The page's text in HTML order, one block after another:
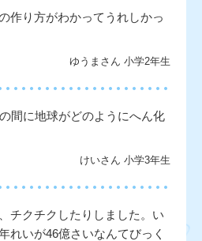
作り方がわかってうれしかっ
ゆうまさん 小学2年生
間に地球がどのようにへん化
けいさん 小学3年生
チクチクしたりしました。い
れいが46億さいなんてびっく